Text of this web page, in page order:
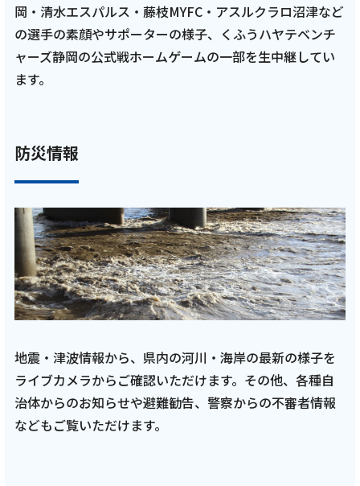
2025年12月1日
テレビ
【藤枝MYFC応援番組 一体感MYFC 第152話】
編」
2025年12月1日
【藤枝MYFC応援番組 一体感MYFC 第151話】
トップ選手対談には松木駿之介選手が登場！
ルクレ選手紹介では石川結菜選手と打桐菜海
選手が登場「2025年11月放送回 前編」
岡・清水エスパルス・藤枝MYFC・アスルクラロ沼津など
の選手の素顔やサポーターの様子、くふうハヤテベンチ
ャーズ静岡の公式戦ホームゲームの一部を生中継してい
ます。
防災情報
地震・津波情報から、県内の河川・海岸の最新の様子を
ライブカメラからご確認いただけます。その他、各種自
治体からのお知らせや避難勧告、警察からの不審者情報
などもご覧いただけます。